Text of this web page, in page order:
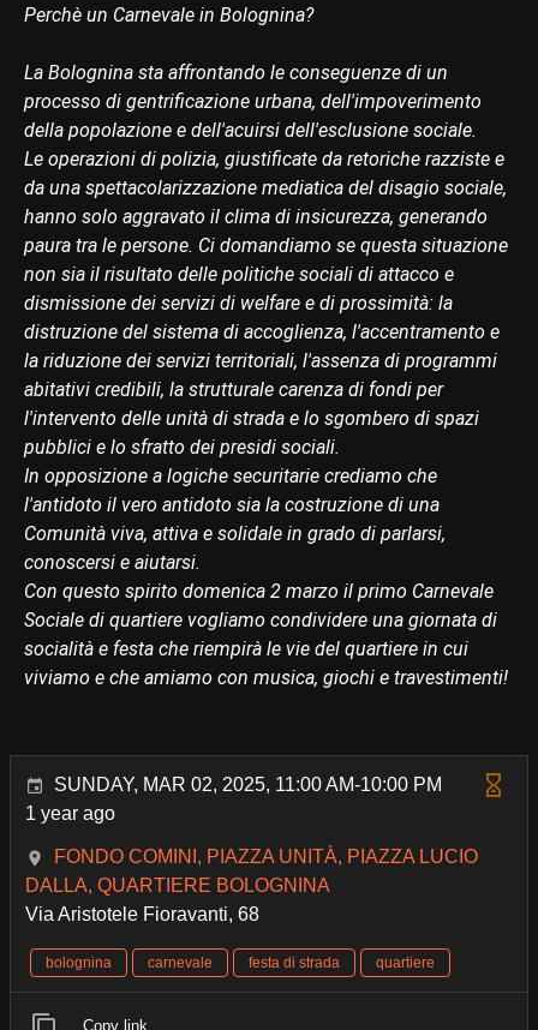
Perchè un Carnevale in Bolognina?
La Bolognina sta affrontando le conseguenze di un
processo di gentrificazione urbana, dell'impoverimento
della popolazione e dell'acuirsi dell'esclusione sociale.
Le operazioni di polizia, giustificate da retoriche razziste e
da una spettacolarizzazione mediatica del disagio sociale,
hanno solo aggravato il clima di insicurezza, generando
paura tra le persone. Ci domandiamo se questa situazione
non sia il risultato delle politiche sociali di attacco e
dismissione dei servizi di welfare e di prossimità: la
distruzione del sistema di accoglienza, l'accentramento e
la riduzione dei servizi territoriali, l'assenza di programmi
abitativi credibili, la strutturale carenza di fondi per
l'intervento delle unità di strada e lo sgombero di spazi
pubblici e lo sfratto dei presidi sociali.
In opposizione a logiche securitarie crediamo che
l'antidoto il vero antidoto sia la costruzione di una
Comunità viva, attiva e solidale in grado di parlarsi,
conoscersi e aiutarsi.
Con questo spirito domenica 2 marzo il primo Carnevale
Sociale di quartiere vogliamo condividere una giornata di
socialità e festa che riempirà le vie del quartiere in cui
viviamo e che amiamo con musica, giochi e travestimenti!
SUNDAY, MAR 02, 2025, 11:00 AM-10:00 PM
1 year ago
FONDO COMINI, PIAZZA UNITÀ, PIAZZA LUCIO
DALLA, QUARTIERE BOLOGNINA
Via Aristotele Fioravanti, 68
bolognina carnevale festa di strada quartiere
Copy link